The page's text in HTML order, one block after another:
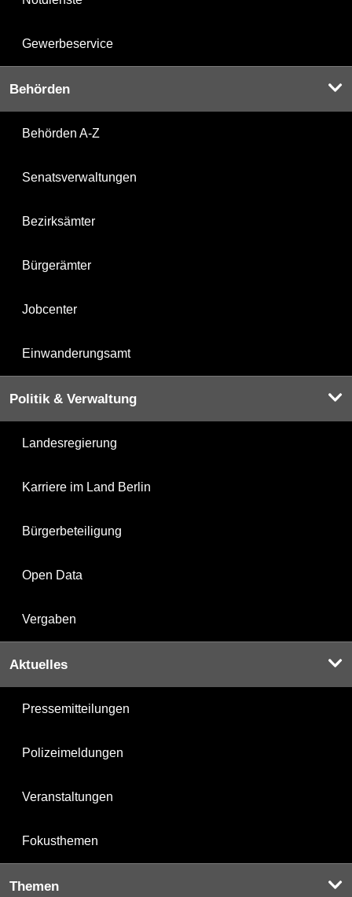
Gewerbeservice
Behörden
Behörden A-Z
Senatsverwaltungen
Bezirksämter
Bürgerämter
Jobcenter
Einwanderungsamt
Politik & Verwaltung
Landesregierung
Karriere im Land Berlin
Bürgerbeteiligung
Open Data
Vergaben
Aktuelles
Pressemitteilungen
Polizeimeldungen
Veranstaltungen
Fokusthemen
Themen